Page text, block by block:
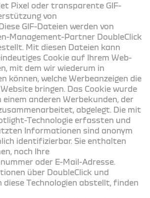
Pixel oder transparente GIF-
von
GIF-Dateien werden von
Management-Partner DoubleClick
Mit diesen Dateien kann
Cookie auf Ihrem Web-
mit dem wir wiederum in
können, welche Werbeanzeigen die
bringen. Das Cookie wurde
einem anderen Werbekunden, der
abgelegt. Die mit
Technologie erfassten und
Informationen sind anonym
identifizierbar. Sie enthalten
noch Ihre
oder E-Mail-Adresse.
über DoubleClick und
diese Technologien abstellt, finden